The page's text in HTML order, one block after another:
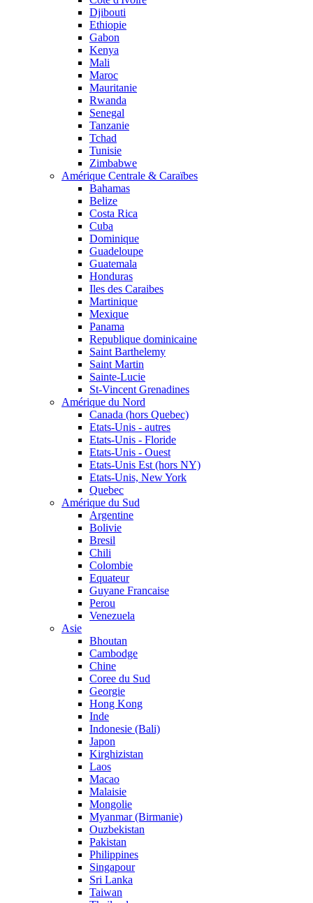
Djibouti
Ethiopie
Gabon
Kenya
Mali
Maroc
Mauritanie
Rwanda
Senegal
Tanzanie
Tchad
Tunisie
Zimbabwe
Amérique Centrale & Caraïbes
Bahamas
Belize
Costa Rica
Cuba
Dominique
Guadeloupe
Guatemala
Honduras
Iles des Caraibes
Martinique
Mexique
Panama
Republique dominicaine
Saint Barthelemy
Saint Martin
Sainte-Lucie
St-Vincent Grenadines
Amérique du Nord
Canada (hors Quebec)
Etats-Unis - autres
Etats-Unis - Floride
Etats-Unis - Ouest
Etats-Unis Est (hors NY)
Etats-Unis, New York
Quebec
Amérique du Sud
Argentine
Bolivie
Bresil
Chili
Colombie
Equateur
Guyane Francaise
Perou
Venezuela
Asie
Bhoutan
Cambodge
Chine
Coree du Sud
Georgie
Hong Kong
Inde
Indonesie (Bali)
Japon
Kirghizistan
Laos
Macao
Malaisie
Mongolie
Myanmar (Birmanie)
Ouzbekistan
Pakistan
Philippines
Singapour
Sri Lanka
Taiwan